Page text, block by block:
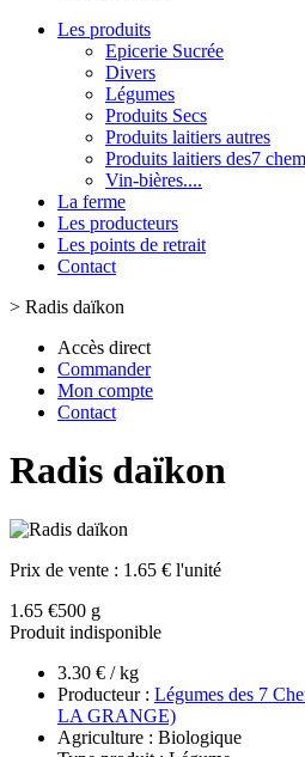
Les produits
Epicerie Sucrée
Divers
Légumes
Produits Secs
Produits laitiers autres
Produits laitiers des7
Vin-bières....
La ferme
Les producteurs
Les points de retrait
Contact
> Radis daïkon
Accès direct
Commander
Mon compte
Contact
Radis daïkon
Prix de vente : 1.65 € l'unité
1.65 €500 g
Produit indisponible
3.30 € / kg
Producteur : Légumes des 7
LA GRANGE)
Agriculture : Biologique